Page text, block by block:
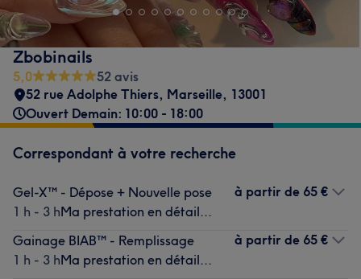
Zbobinails
5,0
52 avis
52 rue Adolphe Thiers, Marseille, 13001
Ouvert Demain: 10:00 - 18:00
Correspondant à votre recherche
Gel-X™️ - Dépose + Nouvelle pose
1 h - 3 hMa prestation en détail...
à partir de 65 €
Gainage BIAB™️ - Remplissage
1 h - 3 hMa prestation en détail...
à partir de 65 €